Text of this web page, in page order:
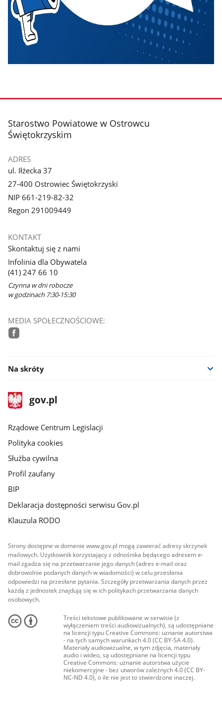
stopka
Starostwo Powiatowe w Ostrowcu
Świętokrzyskim
ADRES
ul. Iłżecka 37
27-400 Ostrowiec Świętokrzyski
NIP 661-219-82-32
Regon 291009449
KONTAKT
Skontaktuj się z nami
Infolinia dla Obywatela
(41) 247 66 10
Czynna w dni robocze
w godzinach 7:30-15:30
MEDIA SPOŁECZNOŚCIOWE:
Na skróty
stopka
gov.plStrona
gov.pl
Rządowe Centrum Legislacji
Polityka cookies
Służba cywilna
Profil zaufany
BIP
Deklaracja dostępności serwisu Gov.pl
Klauzula RODO
Strony dostępne w domenie www.gov.pl mogą zawierać adresy skrzynek
mailowych. Użytkownik korzystający z odnośnika będącego adresem e-
mail zgadza się na przetwarzanie jego danych (adres e-mail oraz
dobrowolnie podanych danych w wiadomości) w celu przesłania
odpowiedzi na przesłane pytania. Szczegóły przetwarzania danych przez
każdą z jednostek znajdują się w ich politykach przetwarzania danych
osobowych.
Treści tekstowe publikowane w serwisie (z
wyłączeniem treści audiowizualnych), są udostępniane
na licencji typu Creative Commons: uznanie autorstwa
- na tych samych warunkach 4.0 (CC BY-SA 4.0).
Materiały audiowizualne, w tym zdjęcia, materiały
audio i wideo, są udostępniane na licencji typu
Creative Commons: uznanie autorstwa użycie
niekomercyjne - bez utworów zależnych 4.0 (CC BY-
NC-ND 4.0), o ile nie jest to stwierdzone inaczej.